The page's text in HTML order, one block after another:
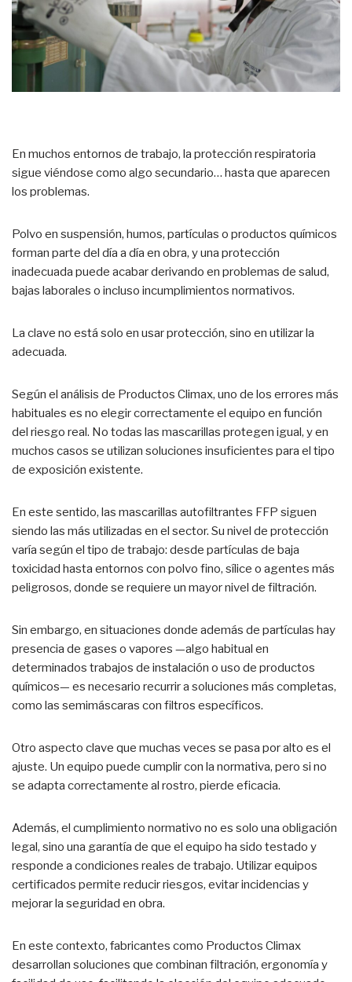
En muchos entornos de trabajo, la protección respiratoria
sigue viéndose como algo secundario… hasta que aparecen
los problemas.
Polvo en suspensión, humos, partículas o productos químicos
forman parte del día a día en obra, y una protección
inadecuada puede acabar derivando en problemas de salud,
bajas laborales o incluso incumplimientos normativos.
La clave no está solo en usar protección, sino en utilizar la
adecuada.
Según el análisis de Productos Climax, uno de los errores más
habituales es no elegir correctamente el equipo en función
del riesgo real. No todas las mascarillas protegen igual, y en
muchos casos se utilizan soluciones insuficientes para el tipo
de exposición existente.
En este sentido, las mascarillas autofiltrantes FFP siguen
siendo las más utilizadas en el sector. Su nivel de protección
varía según el tipo de trabajo: desde partículas de baja
toxicidad hasta entornos con polvo fino, sílice o agentes más
peligrosos, donde se requiere un mayor nivel de filtración.
Sin embargo, en situaciones donde además de partículas hay
presencia de gases o vapores —algo habitual en
determinados trabajos de instalación o uso de productos
químicos— es necesario recurrir a soluciones más completas,
como las semimáscaras con filtros específicos.
Otro aspecto clave que muchas veces se pasa por alto es el
ajuste. Un equipo puede cumplir con la normativa, pero si no
se adapta correctamente al rostro, pierde eficacia.
Además, el cumplimiento normativo no es solo una obligación
legal, sino una garantía de que el equipo ha sido testado y
responde a condiciones reales de trabajo. Utilizar equipos
certificados permite reducir riesgos, evitar incidencias y
mejorar la seguridad en obra.
En este contexto, fabricantes como Productos Climax
desarrollan soluciones que combinan filtración, ergonomía y